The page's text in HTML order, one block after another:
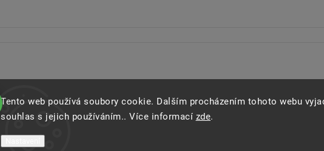
Tento web používá soubory cookie. Dalším procházením tohoto webu
souhlas s jejich používáním.. Více informací zde.